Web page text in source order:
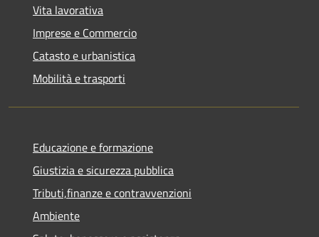
Vita lavorativa
Imprese e Commercio
Catasto e urbanistica
Mobilità e trasporti
Educazione e formazione
Giustizia e sicurezza pubblica
Tributi,finanze e contravvenzioni
Ambiente